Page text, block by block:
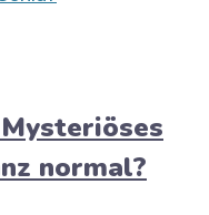
normal?